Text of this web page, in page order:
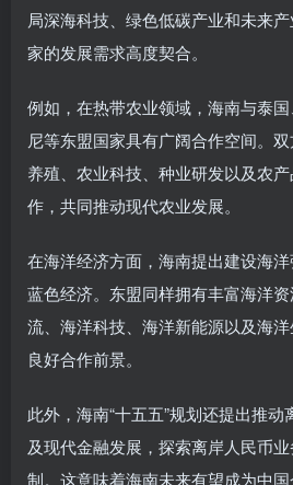
局深海科技、绿色低碳产业和未来
家的发展需求高度契合。
例如，在热带农业领域，海南与泰
尼等东盟国家具有广阔合作空间。
养殖、农业科技、种业研发以及农
作，共同推动现代农业发展。
在海洋经济方面，海南提出建设海
蓝色经济。东盟同样拥有丰富海洋
流、海洋科技、海洋新能源以及海
良好合作前景。
此外，海南“十五五”规划还提出推
及现代金融发展，探索离岸人民币
制。这意味着海南未来有望成为中